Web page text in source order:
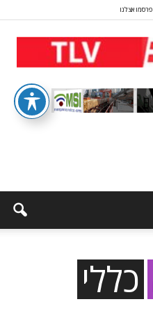
פרסמו אצלנו
כללי